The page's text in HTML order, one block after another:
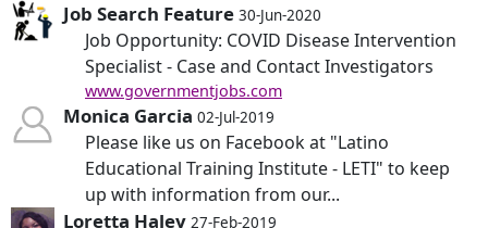
Job Search Feature 30-Jun-2020
Job Opportunity: COVID Disease Intervention
Specialist - Case and Contact Investigators
www.governmentjobs.com
Monica Garcia 02-Jul-2019
Please like us on Facebook at "Latino
Educational Training Institute - LETI" to keep
up with information from our...
Loretta Haley 27-Feb-2019